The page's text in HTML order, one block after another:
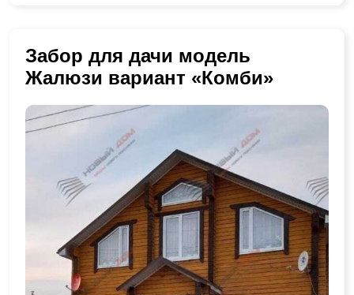
Забор для дачи модель
Жалюзи вариант «Комби»